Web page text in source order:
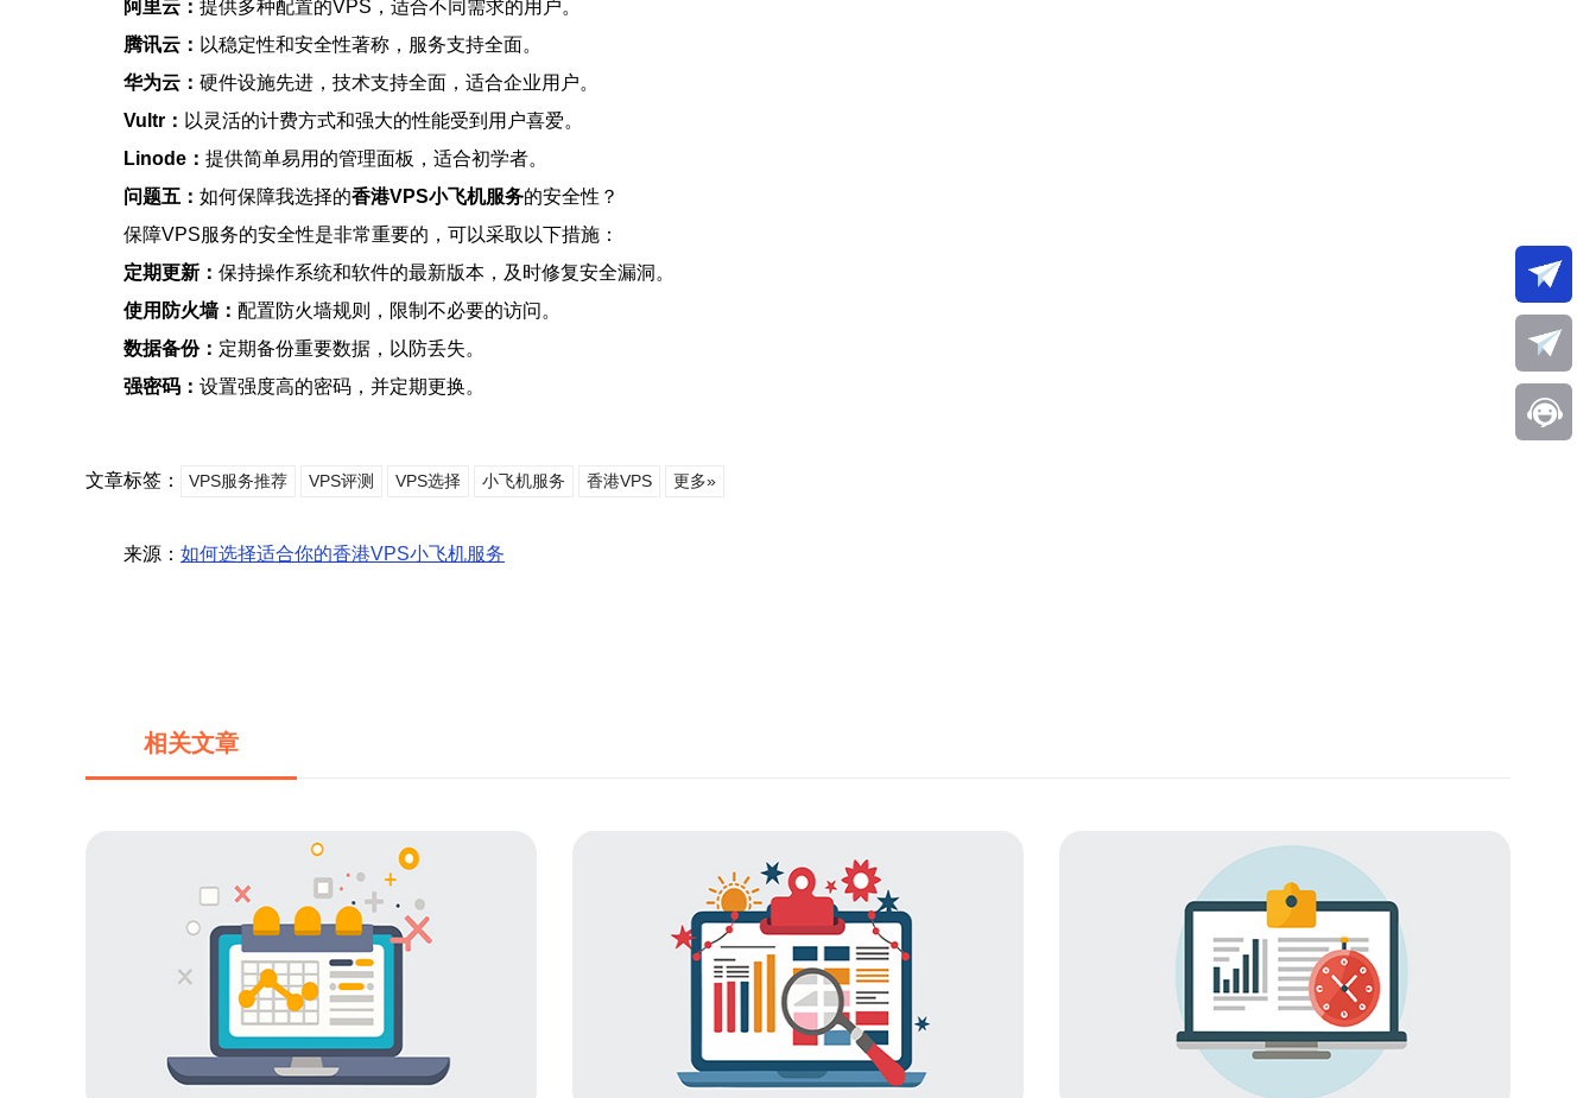
阿里云： 提供多种配置的VPS，适合不同需求的用户。
腾讯云： 以稳定性和安全性著称，服务支持全面。
华为云： 硬件设施先进，技术支持全面，适合企业用户。
Vultr： 以灵活的计费方式和强大的性能受到用户喜爱。
Linode： 提供简单易用的管理面板，适合初学者。
问题五： 如何保障我选择的香港VPS小飞机服务的安全性？
保障VPS服务的安全性是非常重要的，可以采取以下措施：
定期更新： 保持操作系统和软件的最新版本，及时修复安全漏洞。
使用防火墙： 配置防火墙规则，限制不必要的访问。
数据备份： 定期备份重要数据，以防丢失。
强密码： 设置强度高的密码，并定期更换。
文章标签： VPS服务推荐 VPS评测 VPS选择 小飞机服务 香港VPS 更多»
来源： 如何选择适合你的香港VPS小飞机服务
相关文章